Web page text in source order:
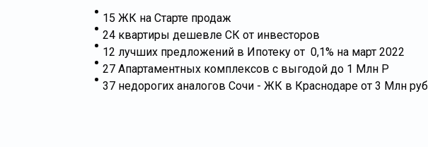
15 ЖК на Старте продаж
24 квартиры дешевле СК от инвесторов
12 лучших предложений в Ипотеку от 0,1% на март 2022
27 Апартаментных комплексов с выгодой до 1 Млн Р
37 недорогих аналогов Сочи - ЖК в Краснодаре от 3 Млн руб